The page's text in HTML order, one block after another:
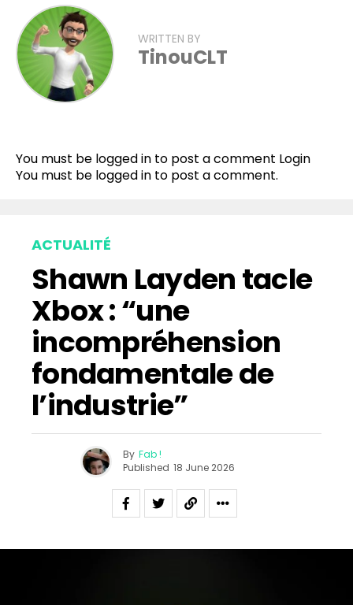
WRITTEN BY
TinouCLT
You must be logged in to post a comment Login
You must be logged in to post a comment.
ACTUALITÉ
Shawn Layden tacle
Xbox : “une
incompréhension
fondamentale de
l’industrie”
By Fab !
Published 18 June 2026
Pinterest